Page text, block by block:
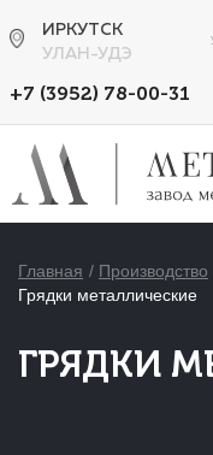
ИРКУТСК
УЛАН-УДЭ
+7 (3952) 78-00-31
Главная Производство
Грядки металлические
ГРЯДКИ